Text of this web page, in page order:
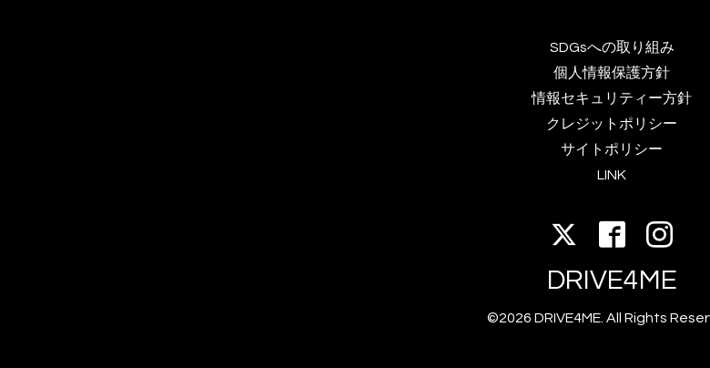
SDGsへの取り組み
個人情報保護方針
情報セキュリティー方針
クレジットポリシー
サイトポリシー
LINK
DRIVE4ME
©2026 DRIVE4ME. All Rights